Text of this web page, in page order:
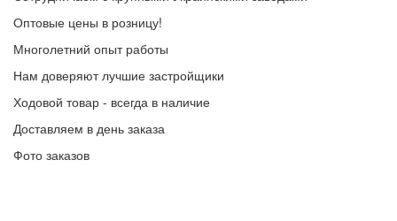
Оптовые цены в розницу!
Многолетний опыт работы
Нам доверяют лучшие застройщики
Ходовой товар - всегда в наличие
Доставляем в день заказа
Фото заказов